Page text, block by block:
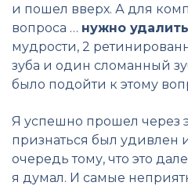
и пошел вверх. А для
вопроса … нужно
мудрости, 2
зуба и один сломанный
было подойти к этому
Я успешно прошел через
признаться был удивлен
очередь тому, что это
я думал. И самые